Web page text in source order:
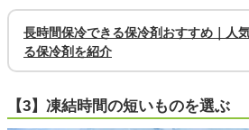
長時間保冷できる保冷剤おすすめ｜人
る保冷剤を紹介
【3】凍結時間の短いものを選ぶ